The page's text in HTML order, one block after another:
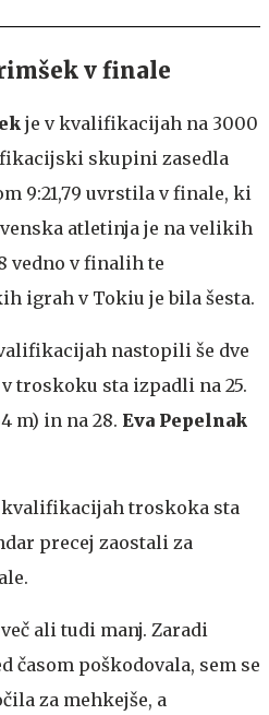
v finale
je v kvalifikacijah na 3000
skupini zasedla
9:21,79 uvrstila v finale, ki
atletinja je na velikih
vedno v finalih te
igrah v Tokiu je bila šesta.
nastopili še dve
troskoku sta izpadli na 25.
m) in na 28. Eva Pepelnak
troskoka sta
precej zaostali za
ali tudi manj. Zaradi
časom poškodovala, sem se
za mehkejše, a